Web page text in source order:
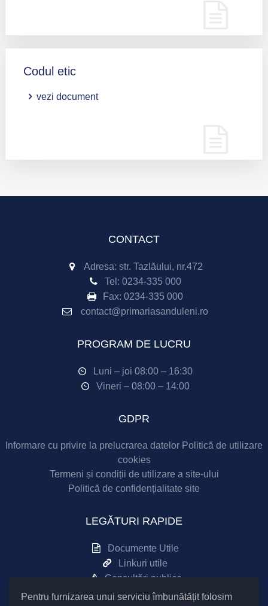
Pentru furnizarea unui serviciu îmbunătățit folosim
Codul etic
vezi document
CONTACT
Adresa: str. Tazlăului, nr.472
Tel: 0234-335 000
Fax: 0234-335 000
contact@primariasanduleni.ro
PROGRAM DE LUCRU
Luni – joi 08:00 – 16:30
Vineri – 08:00 – 14:00
GDPR
Informare cu privire la prelucrarea datelor Politică de utilizare
cookies
Termeni și condiții de utilizare a site-ului
Politică de confidențialitate site
LEGĂTURI RAPIDE
Documente Utile
Linkuri utile
Consultări publice